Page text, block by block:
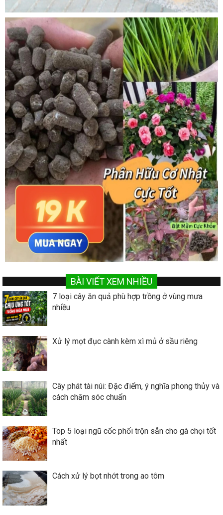
BÀI VIẾT XEM NHIỀU
7 loại cây ăn quả phù hợp trồng ở vùng mưa
nhiều
Xử lý mọt đục cành kèm xì mủ ở sầu riêng
Cây phát tài núi: Đặc điểm, ý nghĩa phong thủy và
cách chăm sóc chuẩn
Top 5 loại ngũ cốc phối trộn sẵn cho gà chọi tốt
nhất
Cách xử lý bọt nhớt trong ao tôm